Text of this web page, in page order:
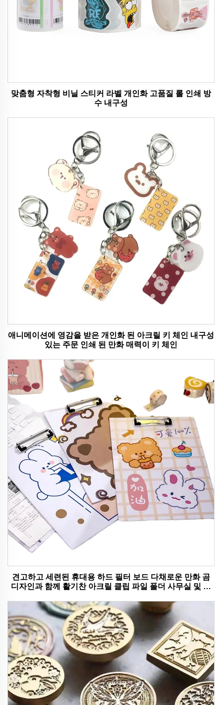
맞춤형 자착형 비닐 스티커 라벨 개인화 고품질 롤 인쇄 방
수 내구성
애니메이션에 영감을 받은 개인화 된 아크릴 키 체인 내구성
있는 주문 인쇄 된 만화 매력이 키 체인
견고하고 세련된 휴대용 하드 필터 보드 다채로운 만화 곰
디자인과 함께 활기찬 아크릴 클립 파일 폴더 사무실 및 학